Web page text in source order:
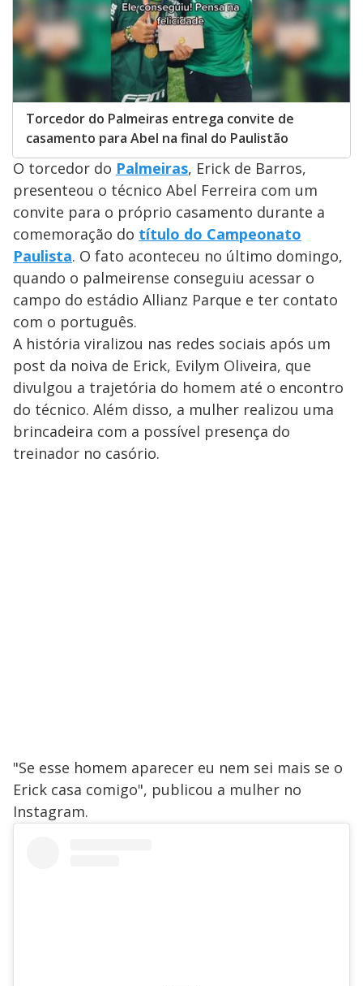
Torcedor do Palmeiras entrega convite de
casamento para Abel na final do Paulistão
O torcedor do Palmeiras, Erick de Barros,
presenteou o técnico Abel Ferreira com um
convite para o próprio casamento durante a
comemoração do título do Campeonato
Paulista. O fato aconteceu no último domingo,
quando o palmeirense conseguiu acessar o
campo do estádio Allianz Parque e ter contato
com o português.
A história viralizou nas redes sociais após um
post da noiva de Erick, Evilym Oliveira, que
divulgou a trajetória do homem até o encontro
do técnico. Além disso, a mulher realizou uma
brincadeira com a possível presença do
treinador no casório.
"Se esse homem aparecer eu nem sei mais se o
Erick casa comigo", publicou a mulher no
Instagram.